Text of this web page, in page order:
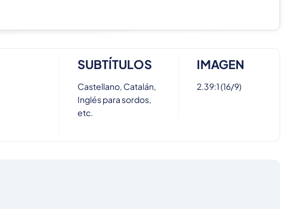
SUBTÍTULOS
Castellano, Catalán,
Inglés para sordos,
etc.
IMAGEN
2.39:1 (16/9)